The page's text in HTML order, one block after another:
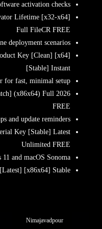
activation checks
Lifetime [x32-x64]
Full FileCR FREE
deployment scenarios
Key [Clean] [x64]
[Stable] Instant
for fast, minimal setup
(x86x64) Full 2026
FREE
and update reminders
Key [Stable] Latest
Unlimited FREE
and macOS Sonoma
[x86x64] Stable
Nimajavadpour